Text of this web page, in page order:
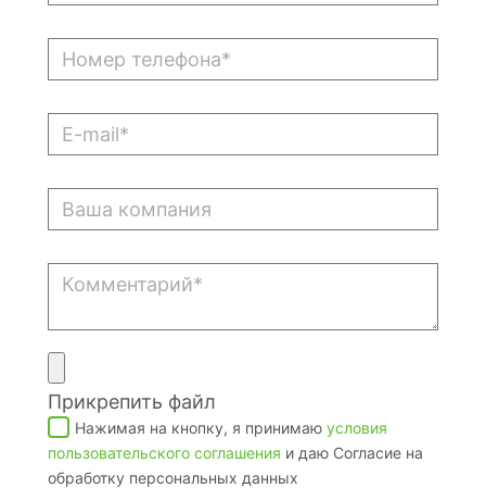
Прикрепить файл
Нажимая на кнопку, я принимаю условия
пользовательского соглашения и даю Согласие на
обработку персональных данных